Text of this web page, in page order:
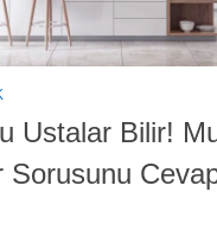
Ustalar Bilir!
Sorusunu